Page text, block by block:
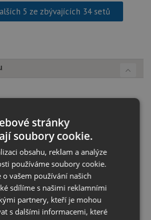
5 ze zbývajících 34 setů
mm
mm
500 x 400 mm
odbočkou na myčku
stránky
soubory cookie.
obsahu, reklam a analýze
používáme soubory cookie.
o vašem používání našich
sdílíme s našimi reklamními
partnery, kteří je mohou
s dalšími informacemi, které